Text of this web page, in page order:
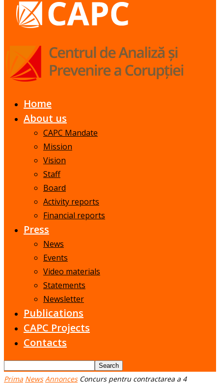
Home
About us
CAPC Mandate
Mission
Vision
Staff
Board
Activity reports
Financial reports
Press
News
Events
Video materials
Statements
Newsletter
Publications
CAPC Projects
Contacts
Prima News Annonces Concurs pentru contractarea a 4